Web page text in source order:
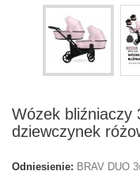
Wózek bliźniaczy
dziewczynek
Odniesienie: BRAV DUO